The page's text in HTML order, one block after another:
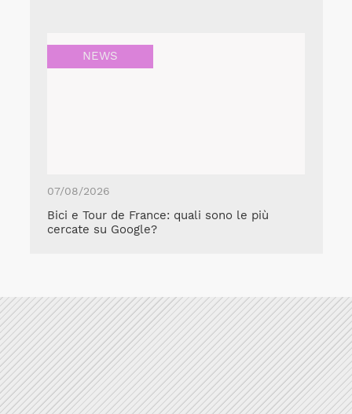
NEWS
07/08/2026
Bici e Tour de France: quali sono le più
cercate su Google?